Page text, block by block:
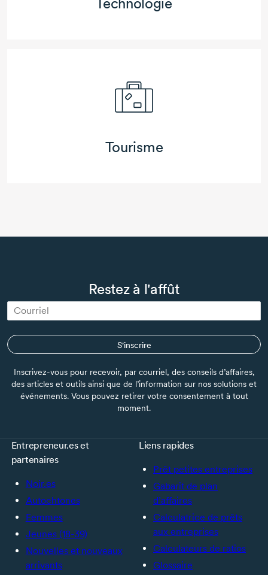
Tourisme
Restez à l'affût
S'inscrire
Inscrivez-vous pour recevoir, par courriel, des conseils d’affaires,
des articles et outils ainsi que de l’information sur nos solutions et
événements. Vous pouvez retirer votre consentement à tout
moment.
Entrepreneur.es et
partenaires
Noir.es
Autochtones
Femmes
Jeunes (18-39)
Nouvelles et nouveaux
arrivants
Liens rapides
Prêt petites entreprises
Gabarit de plan
d’affaires
Calculatrice de prêts
aux entreprises
Calculateurs de ratios
Glossaire